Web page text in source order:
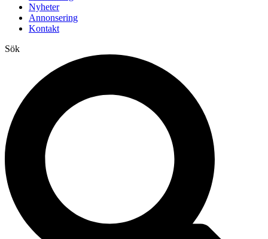
Nyheter
Annonsering
Kontakt
Sök